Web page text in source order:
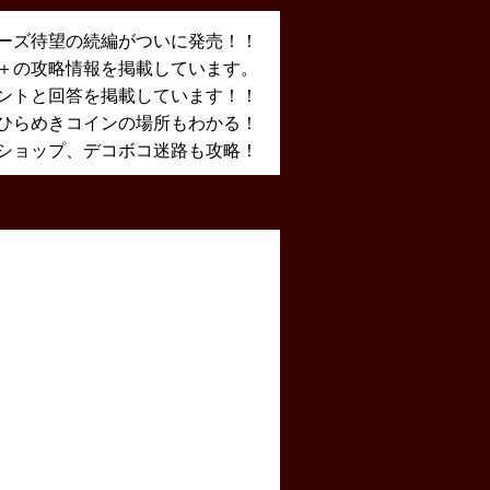
ズ待望の続編がついに発売！！
攻略情報を掲載しています。
トと回答を掲載しています！！
らめきコインの場所もわかる！
ョップ、デコボコ迷路も攻略！